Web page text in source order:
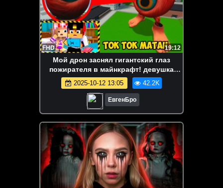
FHD 19:12
Мой дрон заснял гигантский глаз
пожирателя в майнкрафт! девушка
новичок видео minecraft
2025-10-12 13:05 42.2K
ЕвгенБро